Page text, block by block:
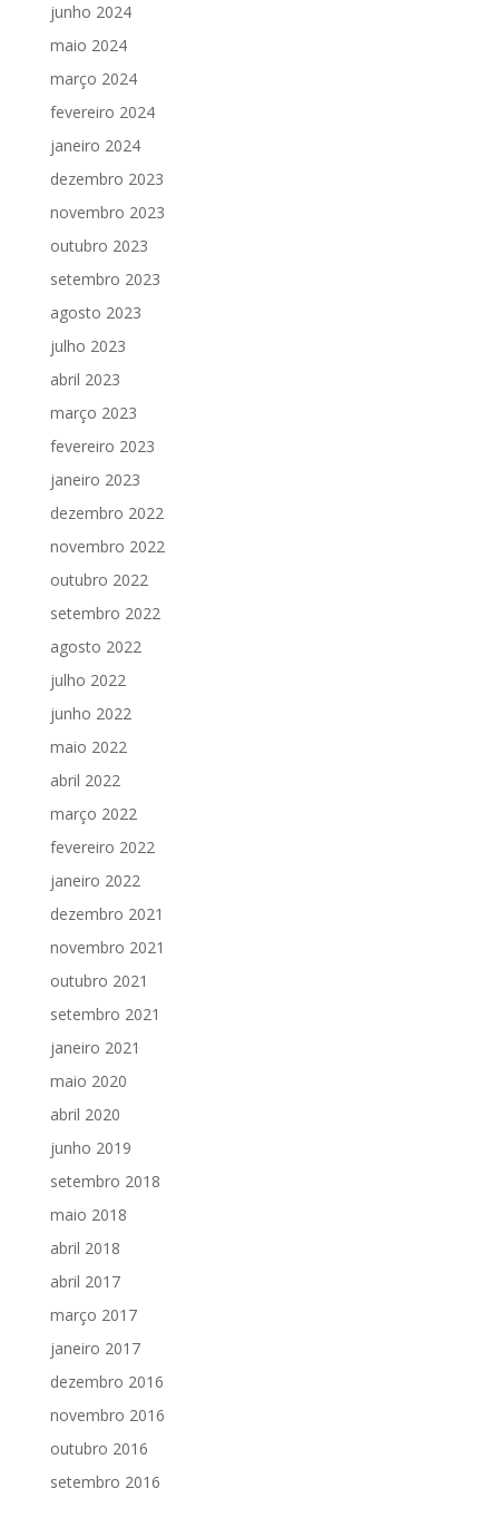
junho 2024
maio 2024
março 2024
fevereiro 2024
janeiro 2024
dezembro 2023
novembro 2023
outubro 2023
setembro 2023
agosto 2023
julho 2023
abril 2023
março 2023
fevereiro 2023
janeiro 2023
dezembro 2022
novembro 2022
outubro 2022
setembro 2022
agosto 2022
julho 2022
junho 2022
maio 2022
abril 2022
março 2022
fevereiro 2022
janeiro 2022
dezembro 2021
novembro 2021
outubro 2021
setembro 2021
janeiro 2021
maio 2020
abril 2020
junho 2019
setembro 2018
maio 2018
abril 2018
abril 2017
março 2017
janeiro 2017
dezembro 2016
novembro 2016
outubro 2016
setembro 2016